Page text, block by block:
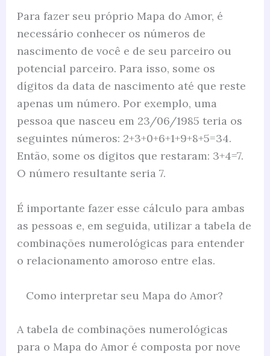
Para fazer seu próprio Mapa do Amor, é
necessário conhecer os números de
nascimento de você e de seu parceiro ou
potencial parceiro. Para isso, some os
dígitos da data de nascimento até que reste
apenas um número. Por exemplo, uma
pessoa que nasceu em 23/06/1985 teria os
seguintes números: 2+3+0+6+1+9+8+5=34.
Então, some os dígitos que restaram: 3+4=7.
O número resultante seria 7.
É importante fazer esse cálculo para ambas
as pessoas e, em seguida, utilizar a tabela de
combinações numerológicas para entender
o relacionamento amoroso entre elas.
Como interpretar seu Mapa do Amor?
A tabela de combinações numerológicas
para o Mapa do Amor é composta por nove